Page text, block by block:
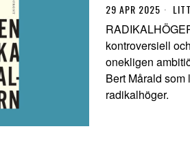
29 APR 2025
kontroversiell
onekligen
Bert Mårald
radikalhöger.